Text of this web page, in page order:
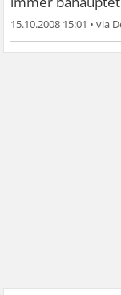
15.10.2008 15:01 •